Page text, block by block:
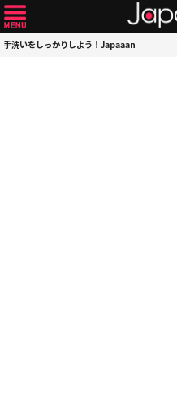
手洗いをしっかりしよう！Japaaan